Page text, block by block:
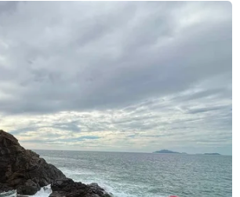
phải kiểm soát
vướng mắc
và hải quan